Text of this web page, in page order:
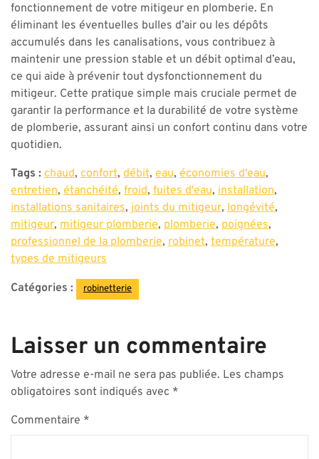
fonctionnement de votre mitigeur en plomberie. En
éliminant les éventuelles bulles d’air ou les dépôts
accumulés dans les canalisations, vous contribuez à
maintenir une pression stable et un débit optimal d’eau,
ce qui aide à prévenir tout dysfonctionnement du
mitigeur. Cette pratique simple mais cruciale permet de
garantir la performance et la durabilité de votre système
de plomberie, assurant ainsi un confort continu dans votre
quotidien.
Tags : chaud, confort, débit, eau, économies d'eau,
entretien, étanchéité, froid, fuites d'eau, installation,
installations sanitaires, joints du mitigeur, longévité,
mitigeur, mitigeur plomberie, plomberie, poignées,
professionnel de la plomberie, robinet, température,
types de mitigeurs
Catégories : robinetterie
Laisser un commentaire
Votre adresse e-mail ne sera pas publiée. Les champs
obligatoires sont indiqués avec *
Commentaire *